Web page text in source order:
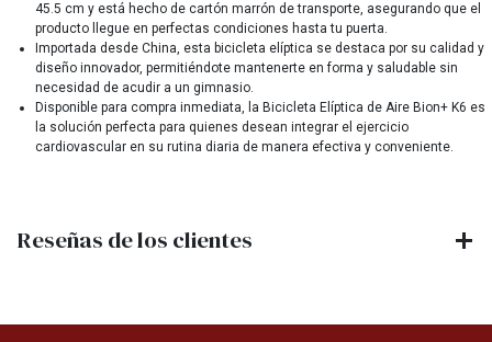
45.5 cm y está hecho de cartón marrón de transporte, asegurando que el
producto llegue en perfectas condiciones hasta tu puerta.
Importada desde China, esta bicicleta elíptica se destaca por su calidad y
diseño innovador, permitiéndote mantenerte en forma y saludable sin
necesidad de acudir a un gimnasio.
Disponible para compra inmediata, la Bicicleta Elíptica de Aire Bion+ K6 es
la solución perfecta para quienes desean integrar el ejercicio
cardiovascular en su rutina diaria de manera efectiva y conveniente.
Reseñas de los clientes